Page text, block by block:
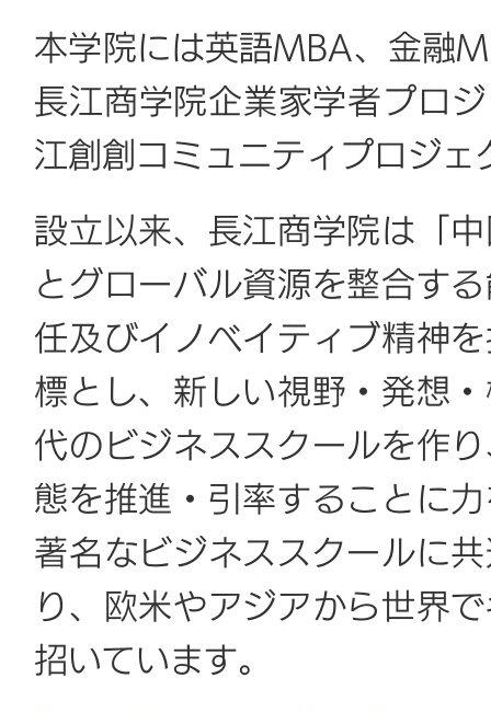
本学院には英語MBA、金融
長江商学院企業家学者プロ
江創創コミュニティプロジ
設立以来、長江商学院は「
とグローバル資源を整合す
任及びイノベイティブ精神
標とし、新しい視野・発想
代のビジネススクールを作
態を推進・引率することに
著名なビジネススクールに
り、欧米やアジアから世界
招いています。